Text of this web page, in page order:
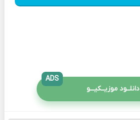
دانلــود موزیــکیـــو
ADS